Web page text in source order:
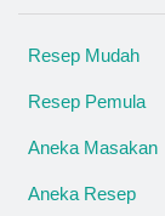
Resep Mudah
Resep Pemula
Aneka Masakan
Aneka Resep